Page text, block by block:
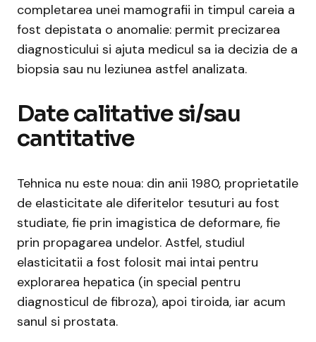
completarea unei mamografii in timpul careia a
fost depistata o anomalie: permit precizarea
diagnosticului si ajuta medicul sa ia decizia de a
biopsia sau nu leziunea astfel analizata.
Date calitative si/sau
cantitative
Tehnica nu este noua: din anii 1980, proprietatile
de elasticitate ale diferitelor tesuturi au fost
studiate, fie prin imagistica de deformare, fie
prin propagarea undelor. Astfel, studiul
elasticitatii a fost folosit mai intai pentru
explorarea hepatica (in special pentru
diagnosticul de fibroza), apoi tiroida, iar acum
sanul si prostata.